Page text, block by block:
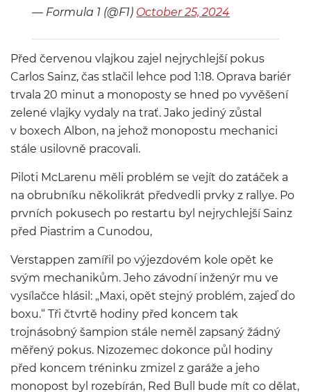
— Formula 1 (@F1) October 25, 2024
Před červenou vlajkou zajel nejrychlejší pokus
Carlos Sainz, čas stlačil lehce pod 1:18. Oprava bariér
trvala 20 minut a monoposty se hned po vyvěšení
zelené vlajky vydaly na trať. Jako jediný zůstal
v boxech Albon, na jehož monopostu mechanici
stále usilovně pracovali.
Piloti McLarenu měli problém se vejít do zatáček a
na obrubníku několikrát předvedli prvky z rallye. Po
prvních pokusech po restartu byl nejrychlejší Sainz
před Piastrim a Cunodou,
Verstappen zamířil po výjezdovém kole opět ke
svým mechanikům. Jeho závodní inženýr mu ve
vysílačce hlásil: „Maxi, opět stejný problém, zajeď do
boxu.“ Tři čtvrtě hodiny před koncem tak
trojnásobný šampion stále neměl zapsaný žádný
měřený pokus. Nizozemec dokonce půl hodiny
před koncem tréninku zmizel z garáže a jeho
monopost byl rozebírán, Red Bull bude mít co dělat,